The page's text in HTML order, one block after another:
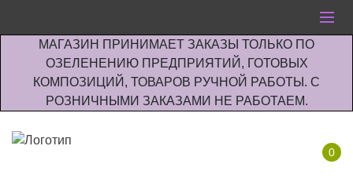
МАГАЗИН ПРИНИМАЕТ ЗАКАЗЫ ТОЛЬКО ПО
ОЗЕЛЕНЕНИЮ ПРЕДПРИЯТИЙ, ГОТОВЫХ
КОМПОЗИЦИЙ, ТОВАРОВ РУЧНОЙ РАБОТЫ. С
РОЗНИЧНЫМИ ЗАКАЗАМИ НЕ РАБОТАЕМ.
0